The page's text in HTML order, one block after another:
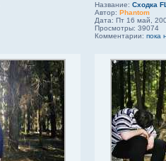
Название: Сходка
Автор: Phantom
Дата: Пт 16 май,
Просмотры: 39074
Комментарии: пока